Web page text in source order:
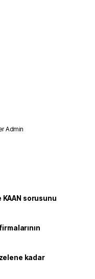
Admin
KAAN sorusunu
kadar